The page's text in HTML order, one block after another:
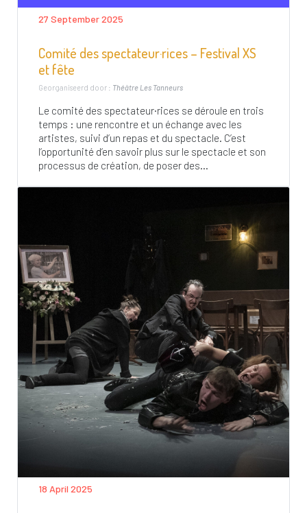
27 September 2025
Comité des spectateur·rices – Festival XS
et fête
Georganiseerd door : Théâtre Les Tanneurs
Le comité des spectateur·rices se déroule en trois
temps : une rencontre et un échange avec les
artistes, suivi d’un repas et du spectacle. C’est
l’opportunité d’en savoir plus sur le spectacle et son
processus de création, de poser des...
18 April 2025